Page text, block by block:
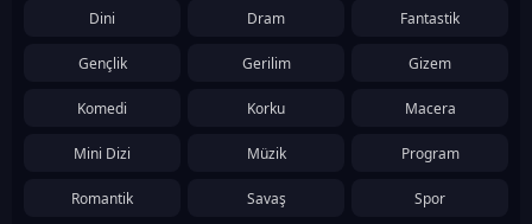
Dini Dram Fantastik
Gençlik Gerilim Gizem
Komedi Korku Macera
Mini Dizi Müzik Program
Romantik Savaş Spor